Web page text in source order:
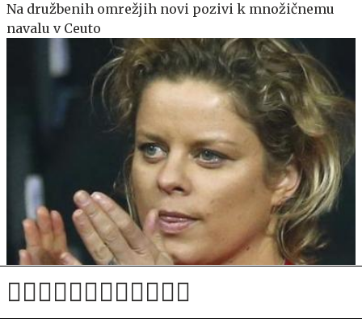
Na družbenih omrežjih novi pozivi k množičnemu
navalu v Ceuto